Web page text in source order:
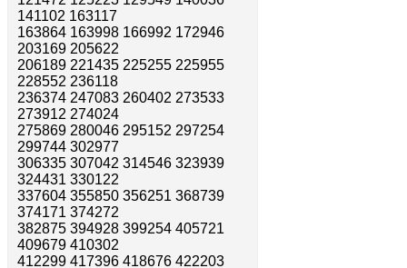
141102 163117
163864 163998 166992 172946
203169 205622
206189 221435 225255 225955
228552 236118
236374 247083 260402 273533
273912 274024
275869 280046 295152 297254
299744 302977
306335 307042 314546 323939
324431 330122
337604 355850 356251 368739
374171 374272
382875 394928 399254 405721
409679 410302
412299 417396 418676 422203